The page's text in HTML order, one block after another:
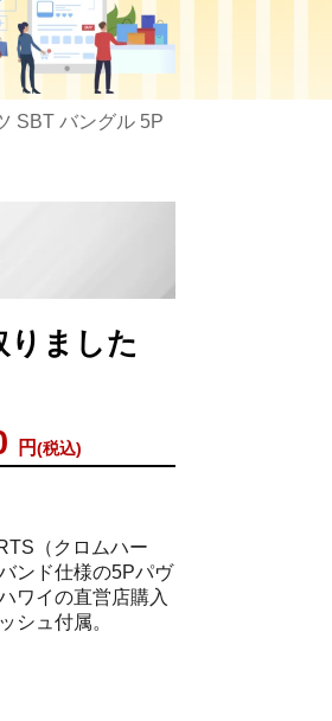
SBT バングル 5P
りました
円(税込)
（クロムハー
ンド仕様の5Pパヴ
ワイの直営店購入
シュ付属。